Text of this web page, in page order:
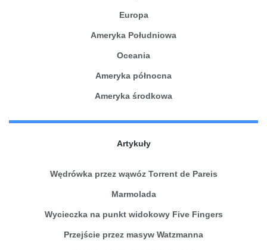
Europa
Ameryka Południowa
Oceania
Ameryka północna
Ameryka środkowa
Artykuły
Wędrówka przez wąwóz Torrent de Pareis
Marmolada
Wycieczka na punkt widokowy Five Fingers
Przejście przez masyw Watzmanna